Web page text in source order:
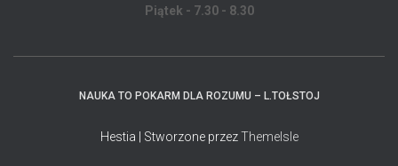
Piątek - 7.30 - 8.30
NAUKA TO POKARM DLA ROZUMU – L.TOŁSTOJ
Hestia | Stworzone przezThemeIsle